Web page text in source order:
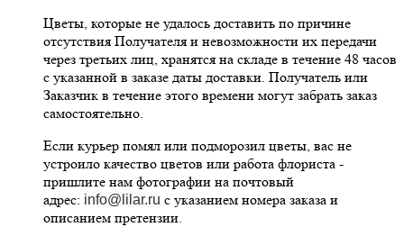
Цветы, которые не удалось доставить по причине
отсутствия Получателя и невозможности их передачи
через третьих лиц, хранятся на складе в течение 48 часов
с указанной в заказе даты доставки. Получатель или
Заказчик в течение этого времени могут забрать заказ
самостоятельно.
Если курьер помял или подморозил цветы, вас не
устроило качество цветов или работа флориста -
пришлите нам фотографии на почтовый
адрес: info@lilar.ru с указанием номера заказа и
описанием претензии.